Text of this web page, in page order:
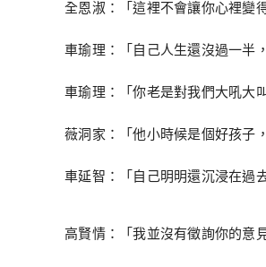
全恩淑：「這裡不會讓你心裡變
車瑜理：「自己人生還沒過一半
車瑜理：「你老是對我們大吼大
薇洞家：「他小時候是個好孩子
車延智：「自己明明還沉浸在過
高賢情：「我並沒有徵詢你的意